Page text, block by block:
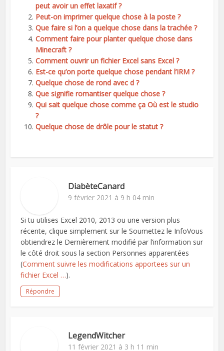
peut avoir un effet laxatif ?
Peut-on imprimer quelque chose à la poste ?
Que faire si l’on a quelque chose dans la trachée ?
Comment faire pour planter quelque chose dans
Minecraft ?
Comment ouvrir un fichier Excel sans Excel ?
Est-ce qu’on porte quelque chose pendant l’IRM ?
Quelque chose de rond avec d ?
Que signifie romantiser quelque chose ?
Qui sait quelque chose comme ça Où est le studio
?
Quelque chose de drôle pour le statut ?
DiabèteCanard
9 février 2021 à 9 h 04 min
Si tu utilises Excel 2010, 2013 ou une version plus
récente, clique simplement sur le Soumettez le InfoVous
obtiendrez le Dernièrement modifié par l’information sur
le côté droit sous la section Personnes apparentées
(Comment suivre les modifications apportees sur un
fichier Excel …).
Répondre
LegendWitcher
11 février 2021 à 3 h 11 min